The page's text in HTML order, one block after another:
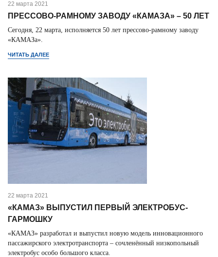
22 марта 2021
ПРЕССОВО-РАМНОМУ ЗАВОДУ «КАМАЗА» – 50 ЛЕТ
Сегодня, 22 марта, исполняется 50 лет прессово-рамному заводу
«КАМАЗа».
ЧИТАТЬ ДАЛЕЕ
22 марта 2021
«КАМАЗ» ВЫПУСТИЛ ПЕРВЫЙ ЭЛЕКТРОБУС-
ГАРМОШКУ
«КАМАЗ» разработал и выпустил новую модель инновационного
пассажирского электротранспорта – сочленённый низкопольный
электробус особо большого класса.